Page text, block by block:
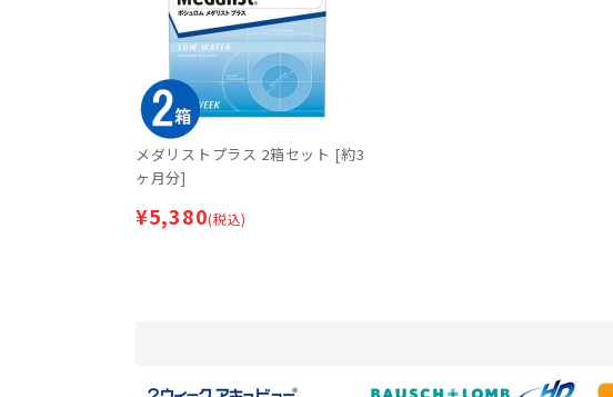
メダリストプラス 2箱セット [約3
ヶ月分]
¥5,380(税込)